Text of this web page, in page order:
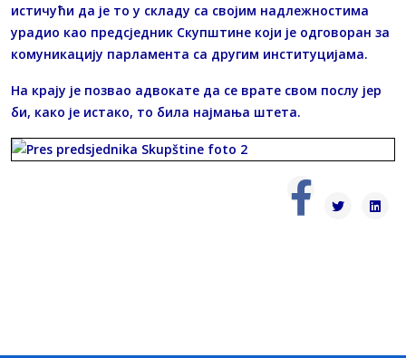
истичући да је то у складу са својим надлежностима
урадио као предсједник Скупштине који је одговоран за
комуникацију парламента са другим институцијама.
На крају је позвао адвокате да се врате свом послу јер
би, како је истако, то била најмања штета.